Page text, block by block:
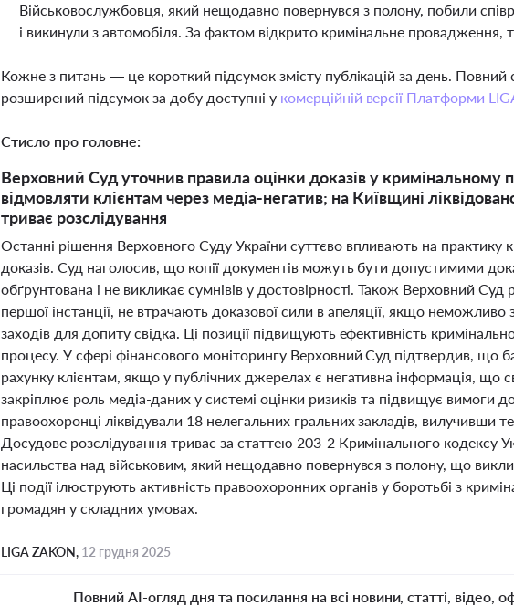
Військовослужбовця, який нещодавно повернувся з полону, побили
і викинули з автомобіля. За фактом відкрито кримінальне провадження,
Кожне з питань — це короткий підсумок змісту публікацій за день.
розширений підсумок за добу доступні у комерційній версії Платформи
Стисло про головне:
Верховний Суд уточнив правила оцінки доказів у кримінальному
відмовляти клієнтам через медіа-негатив; на Київщині
триває розслідування
Останні рішення Верховного Суду України суттєво впливають на
доказів. Суд наголосив, що копії документів можуть бути допустимими
обґрунтована і не викликає сумнівів у достовірності. Також Верховний Суд
першої інстанції, не втрачають доказової сили в апеляції, якщо
заходів для допиту свідка. Ці позиції підвищують ефективність
процесу. У сфері фінансового моніторингу Верховний Суд підтвердив, що
рахунку клієнтам, якщо у публічних джерелах є негативна інформація, що
закріплює роль медіа-даних у системі оцінки ризиків та підвищує вимоги
правоохоронці ліквідували 18 нелегальних гральних закладів, вилучивши
Досудове розслідування триває за статтею 203-2 Кримінального кодексу
насильства над військовим, який нещодавно повернувся з полону, що
Ці події ілюструють активність правоохоронних органів у боротьбі з
громадян у складних умовах.
LIGA ZAKON, 12 грудня 2025
Повний AI-огляд дня та посилання на всі новини, статті, відео,